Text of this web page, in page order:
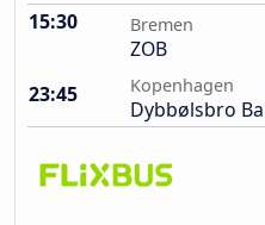
15:30 Bremen
ZOB
23:45
Kopenhagen
Dybbølsbro